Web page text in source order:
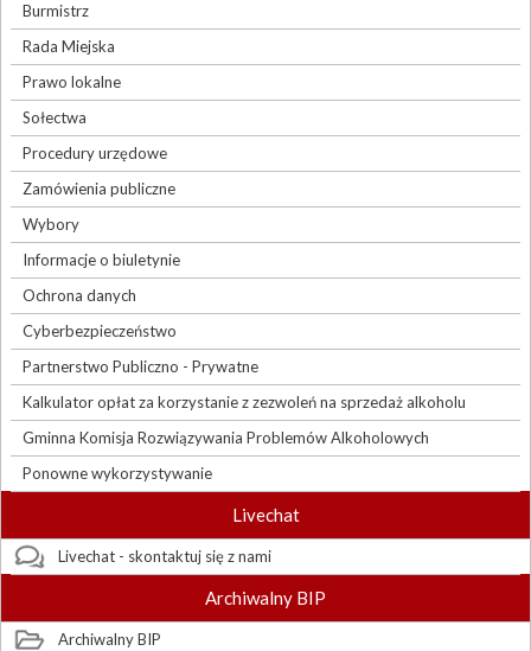
Sygnaliści
Burmistrz
Rada Miejska
Prawo lokalne
Sołectwa
Procedury urzędowe
Zamówienia publiczne
Wybory
Informacje o biuletynie
Ochrona danych
Cyberbezpieczeństwo
Partnerstwo Publiczno - Prywatne
Kalkulator opłat za korzystanie z zezwoleń na sprzedaż alkoholu
Gminna Komisja Rozwiązywania Problemów Alkoholowych
Ponowne wykorzystywanie
Livechat
Livechat - skontaktuj się z nami
Archiwalny BIP
Archiwalny BIP